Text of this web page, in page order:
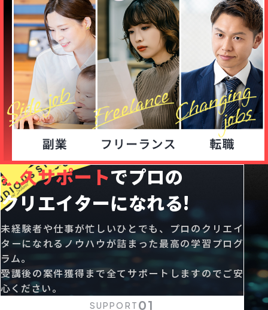
永久サポートでプロの
クリエイターになれる!
未経験者や仕事が忙しいひとでも、プロのクリエイ
ターになれるノウハウが詰まった最高の学習プログ
ラム。
受講後の案件獲得まで全てサポートしますのでご安
心ください。
SUPPORT 01